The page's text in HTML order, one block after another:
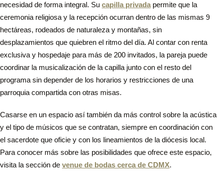
necesidad de forma integral. Su capilla privada permite que la
ceremonia religiosa y la recepción ocurran dentro de las mismas 9
hectáreas, rodeados de naturaleza y montañas, sin
desplazamientos que quiebren el ritmo del día. Al contar con renta
exclusiva y hospedaje para más de 200 invitados, la pareja puede
coordinar la musicalización de la capilla junto con el resto del
programa sin depender de los horarios y restricciones de una
parroquia compartida con otras misas.
Casarse en un espacio así también da más control sobre la acústica
y el tipo de músicos que se contratan, siempre en coordinación con
el sacerdote que oficie y con los lineamientos de la diócesis local.
Para conocer más sobre las posibilidades que ofrece este espacio,
visita la sección de venue de bodas cerca de CDMX.